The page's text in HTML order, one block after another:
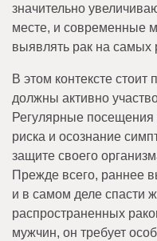
значительно
месте, и современные
выявлять рак на самых
В этом контексте стоит
должны активно
Регулярные
риска и осознание
защите своего
Прежде всего, раннее
и в самом деле спасти
распространенных
мужчин, он требует